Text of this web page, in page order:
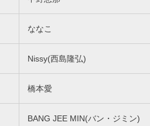
ななこ
Nissy(西島隆弘)
橋本愛
BANG JEE MIN(バン・ジミン)